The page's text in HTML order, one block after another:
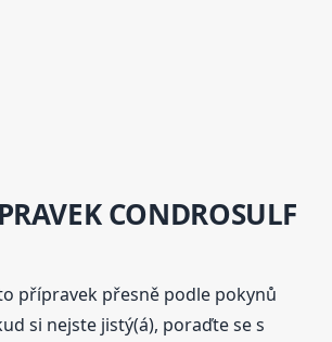
CONDROSULF
přípravek přesně podle pokynů
si nejste jistý(á), poraďte se s